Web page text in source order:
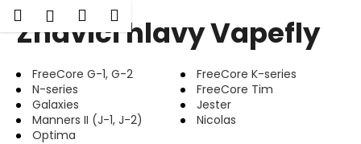
Přejít
HledatPřihlášení
Nákupní
košík
Žhavící hlavy Vapefly
FreeCore G-1, G-2
FreeCore K-series
N-series
FreeCore Tim
Galaxies
Jester
Manners II (J-1, J-2)
Nicolas
Optima
o Zpět
Zpět
C
o
p